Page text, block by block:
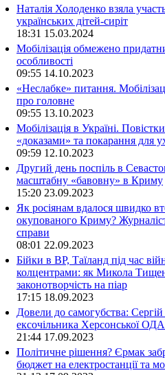
Наталія Холоденко взяла
українських дітей-сиріт
18:31 15.03.2024
Мобілізація обмежено
особливості
09:55 14.10.2023
«Неслабке» питання.
про головне
09:55 13.10.2023
Мобілізація в Україні.
«доказами» та покарання для
09:59 12.10.2023
Другий день поспіль в
масштабну «бавовну» в Криму
15:20 23.09.2023
Як росіянам вдалося швидко
окупованого Криму?
справи
08:01 22.09.2023
Бійки в ВР, Таїланд під час
колцентрами: як Микола
законотворчість на піар
17:15 18.09.2023
Довели до самогубства:
ексочільника Херсонської
21:44 17.09.2023
Політичне рішення? Єрмак
бюджет на електростанції та